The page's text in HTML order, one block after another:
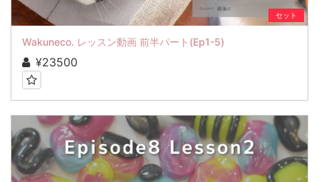
セット
Wakuneco. レッスン動画 前半パート(Ep1-5)
¥23500